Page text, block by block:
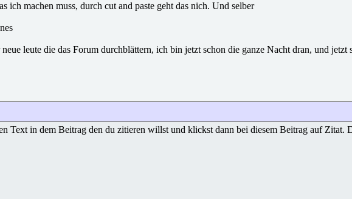
ich machen muss, durch cut and paste geht das nich. Und selber
leute die das Forum durchblättern, ich bin jetzt schon die ganze Nacht dran, und
Text in dem Beitrag den du zitieren willst und klickst dann bei diesem Beitrag auf